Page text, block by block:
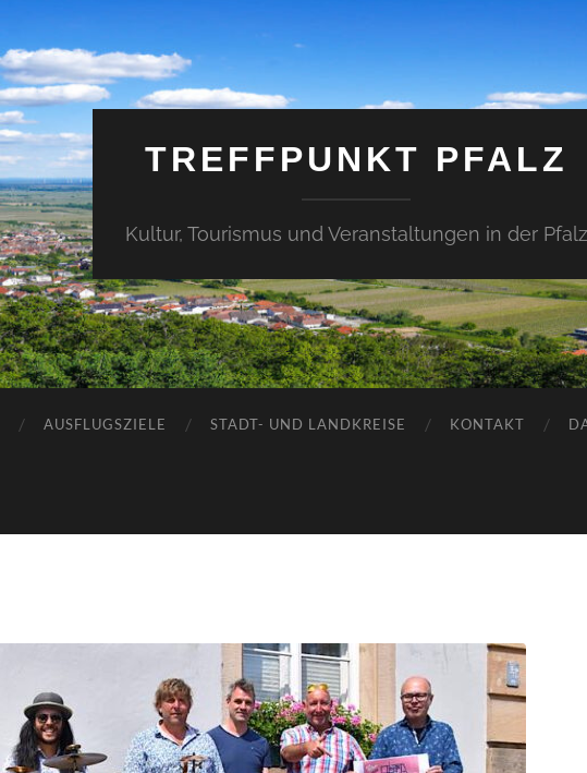
TREFFPUNKT PFALZ
Kultur, Tourismus und Veranstaltungen in der Pfalz
AUSFLUGSZIELE STADT- UND LANDKREISE KONTAKT